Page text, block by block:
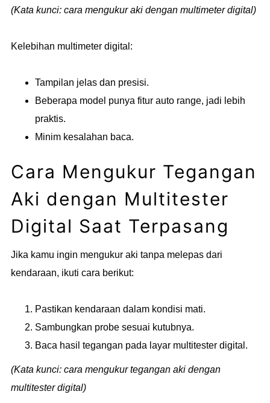
(Kata kunci: cara mengukur aki dengan multimeter digital)
Kelebihan multimeter digital:
Tampilan jelas dan presisi.
Beberapa model punya fitur auto range, jadi lebih
praktis.
Minim kesalahan baca.
Cara Mengukur Tegangan
Aki dengan Multitester
Digital Saat Terpasang
Jika kamu ingin mengukur aki tanpa melepas dari
kendaraan, ikuti cara berikut:
Pastikan kendaraan dalam kondisi mati.
Sambungkan probe sesuai kutubnya.
Baca hasil tegangan pada layar multitester digital.
(Kata kunci: cara mengukur tegangan aki dengan
multitester digital)